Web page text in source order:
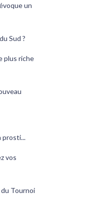
un
Sud ?
plus riche
prosti...
vos
Tournoi